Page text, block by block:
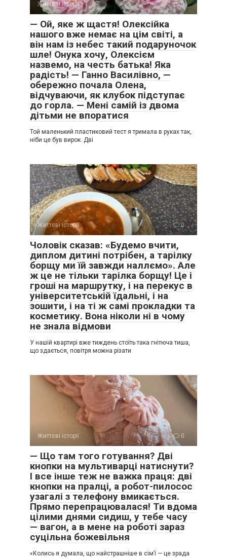
Життєві історії 0
— Ой, яке ж щастя! Олексійка
нашого вже немає на цім світі, а
він нам із небес такий подаруночок
шле! Онука хочу, Олексієм
назвемо, на честь батька! Яка
радість! — Ганно Василівно, —
обережно почала Олена,
відчуваючи, як клубок підступає
до горла. — Мені самій із двома
дітьми не впоратися
Той маленький пластиковий тест я тримала в руках так,
ніби це був вирок. Дві
Життєві історії 0
Чоловік сказав: «Будемо вчити,
диплом дитині потрібен, а тарілку
борщу ми їй завжди наллємо». Але
ж це не тільки тарілка борщу! Це і
гроші на маршрутку, і на перекус в
університетській їдальні, і на
зошити, і на ті ж самі прокладки та
косметику. Вона ніколи ні в чому
не знала відмови
У нашій квартирі вже тиждень стоїть така гнітюча тиша,
що здається, повітря можна різати
Життєві історії 0
— Що там того готування? Дві
кнопки на мультиварці натиснути?
І все інше теж не важка праця: дві
кнопки на пралці, а робот-пилосос
узагалі з телефону вмикається.
Прямо перепрацювалася! Ти вдома
цілими днями сидиш, у тебе часу
— вагон, а в мене на роботі зараз
суцільна божевільня
«Колись я думала, що найстрашніше в сім’ї — це зрада